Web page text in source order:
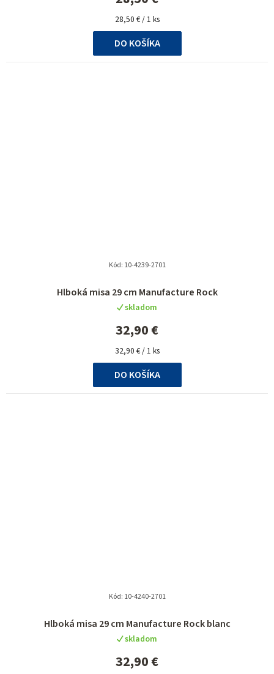
Jednotková
cena:
28,50 € / 1 ks
DO KOŠÍKA
Hlboká misa 29 cm Manufacture Rock
skladom
32,90 €
Jednotková
cena:
32,90 € / 1 ks
DO KOŠÍKA
Kód: 10-4239-2701
Hlboká misa 29 cm Manufacture Rock blanc
skladom
32,90 €
Kód: 10-4240-2701